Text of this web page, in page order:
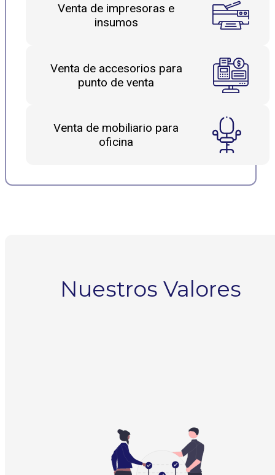
Venta de impresoras e
insumos
Venta de accesorios para
punto de venta
Venta de mobiliario para
oficina
Nuestros Valores